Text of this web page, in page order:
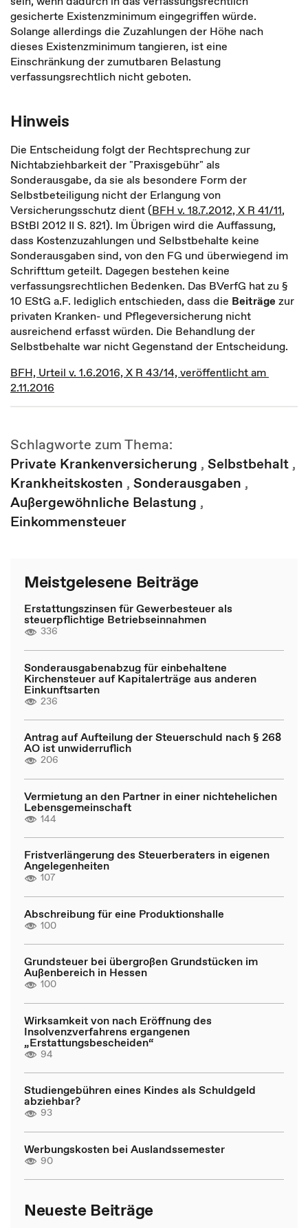
gesicherte Existenzminimum eingegriffen würde.
Solange allerdings die Zuzahlungen der Höhe nach
dieses Existenzminimum tangieren, ist eine
Einschränkung der zumutbaren Belastung
verfassungsrechtlich nicht geboten.
Hinweis
Die Entscheidung folgt der Rechtsprechung zur
Nichtabziehbarkeit der "Praxisgebühr" als
Sonderausgabe, da sie als besondere Form der
Selbstbeteiligung nicht der Erlangung von
Versicherungsschutz dient (BFH v. 18.7.2012, X R 41/11,
BStBl 2012 II S. 821). Im Übrigen wird die Auffassung,
dass Kostenzuzahlungen und Selbstbehalte keine
Sonderausgaben sind, von den FG und überwiegend im
Schrifttum geteilt. Dagegen bestehen keine
verfassungsrechtlichen Bedenken. Das BVerfG hat zu §
10 EStG a.F. lediglich entschieden, dass die Beiträge zur
privaten Kranken- und Pflegeversicherung nicht
ausreichend erfasst würden. Die Behandlung der
Selbstbehalte war nicht Gegenstand der Entscheidung.
BFH, Urteil v. 1.6.2016, X R 43/14, veröffentlicht am
2.11.2016
Schlagworte zum Thema:
Private Krankenversicherung , Selbstbehalt ,
Krankheitskosten , Sonderausgaben ,
Außergewöhnliche Belastung ,
Einkommensteuer
Meistgelesene Beiträge
Erstattungszinsen für Gewerbesteuer als
steuerpflichtige Betriebseinnahmen
336
Sonderausgabenabzug für einbehaltene
Kirchensteuer auf Kapitalerträge aus anderen
Einkunftsarten
236
Antrag auf Aufteilung der Steuerschuld nach § 268
AO ist unwiderruflich
206
Vermietung an den Partner in einer nichtehelichen
Lebensgemeinschaft
144
Fristverlängerung des Steuerberaters in eigenen
Angelegenheiten
107
Abschreibung für eine Produktionshalle
100
Grundsteuer bei übergroßen Grundstücken im
Außenbereich in Hessen
100
Wirksamkeit von nach Eröffnung des
Insolvenzverfahrens ergangenen
„Erstattungsbescheiden“
94
Studiengebühren eines Kindes als Schuldgeld
abziehbar?
93
Werbungskosten bei Auslandssemester
90
Neueste Beiträge